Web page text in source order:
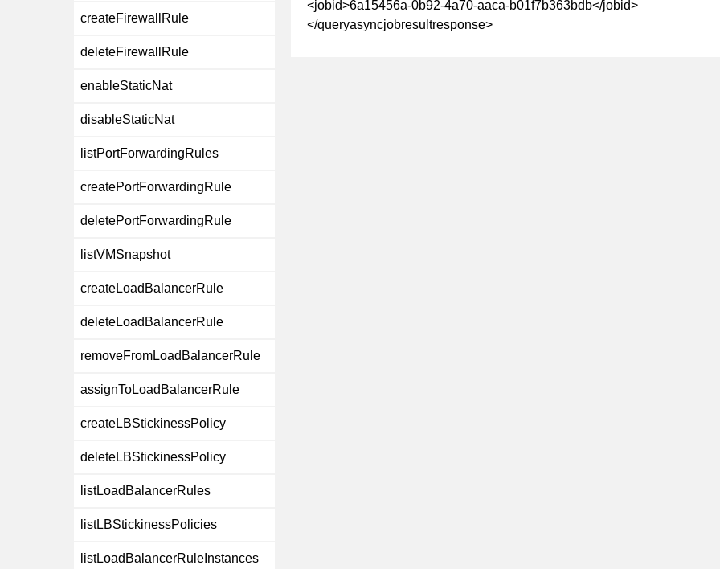
<jobid>6a15456a-0b92-4a70-aaca-b01f7b363bdb</jobid>
</queryasyncjobresultresponse>
createFirewallRule
deleteFirewallRule
enableStaticNat
disableStaticNat
listPortForwardingRules
createPortForwardingRule
deletePortForwardingRule
listVMSnapshot
createLoadBalancerRule
deleteLoadBalancerRule
removeFromLoadBalancerRule
assignToLoadBalancerRule
createLBStickinessPolicy
deleteLBStickinessPolicy
listLoadBalancerRules
listLBStickinessPolicies
listLoadBalancerRuleInstances